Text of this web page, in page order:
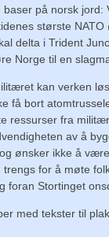
på norsk jord:
største
delta i Trident
Norge til en
kan verken
få bort
ressurser fra
av å
ønsker ikke å
for å møte
Stortinget
med tekster til